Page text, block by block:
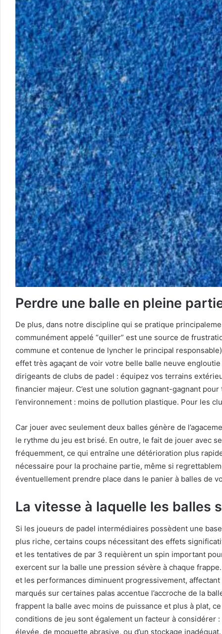
Perdre une balle en pleine
De plus, dans notre discipline qui se pratique
communément appelé “quiller” est une source de
commune et contenue de lyncher le principal
effet très agaçant de voir votre belle balle neuve
dirigeants de clubs de padel : équipez vos terrains
financier majeur. C’est une solution gagnant-gagnant
l’environnement : moins de pollution plastique. Pour les
Car jouer avec seulement deux balles génère de
le rythme du jeu est brisé. En outre, le fait de jouer avec
fréquemment, ce qui entraîne une détérioration plus
nécessaire pour la prochaine partie, même si
éventuellement prendre place dans le panier à balles de
La vitesse à laquelle les balles
Si les joueurs de padel intermédiaires possèdent une
plus riche, certains coups nécessitant des effets
et les tentatives de par 3 requièrent un spin important
exercent sur la balle une pression sévère à chaque
et les performances diminuent progressivement,
marqués sur certaines palas accentue l’accroche de la
frappent la balle avec moins de puissance et plus à plat,
conditions de jeu sont également un facteur à considérer
élevée, de moquette abrasive, ou d’un stockage inadéquat.